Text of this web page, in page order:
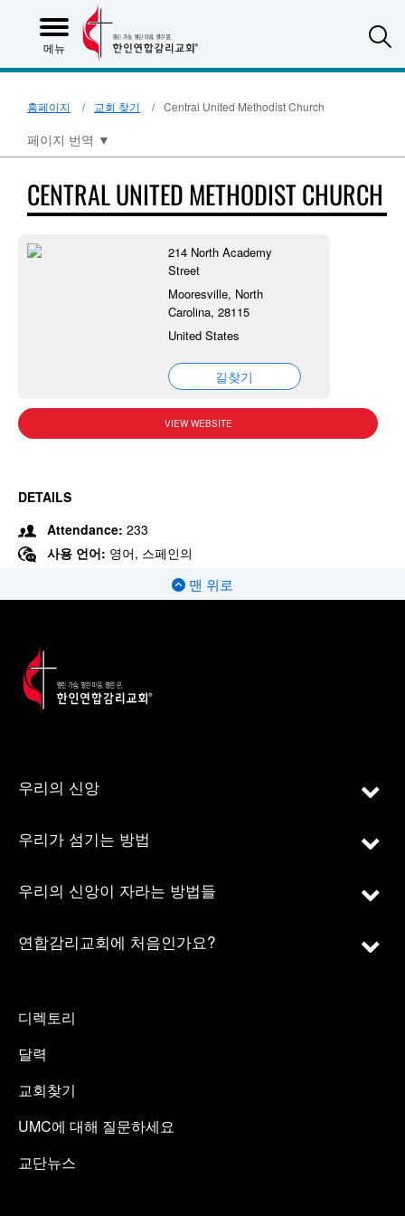
메뉴
홈페이지 교회 찾기 Central United Methodist Church
페이지 번역 ▼
CENTRAL UNITED METHODIST CHURCH
214 North Academy
Street
Mooresville, North
Carolina, 28115
United States
길찾기
VIEW WEBSITE
DETAILS
Attendance: 233
사용 언어: 영어, 스페인의
맨 위로
우리의 신앙
우리가 섬기는 방법
우리의 신앙이 자라는 방법들
연합감리교회에 처음인가요?
디렉토리
달력
교회찾기
UMC에 대해 질문하세요
교단뉴스